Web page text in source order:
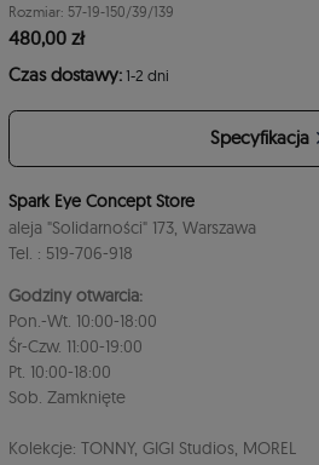
Rozmiar: 57-19-150/39/139
480,00 zł
Czas dostawy: 1-2 dni
Specyfikacja
Spark Eye Concept Store
aleja "Solidarności" 173, Warszawa
Tel. : 519-706-918
Godziny otwarcia:
Pon.-Wt. 10:00-18:00
Śr-Czw. 11:00-19:00
Pt. 10:00-18:00
Sob. Zamknięte
Kolekcje: TONNY, GIGI Studios, MOREL